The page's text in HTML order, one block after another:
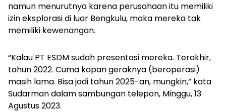
namun menurutnya karena perusahaan itu memiliki
izin eksplorasi di luar Bengkulu, maka mereka tak
memiliki kewenangan.
“Kalau PT ESDM sudah presentasi mereka. Terakhir,
tahun 2022. Cuma kapan geraknya (beroperasi)
masih lama. Bisa jadi tahun 2025-an, mungkin,” kata
Sudarman dalam sambungan telepon, Minggu, 13
Agustus 2023.